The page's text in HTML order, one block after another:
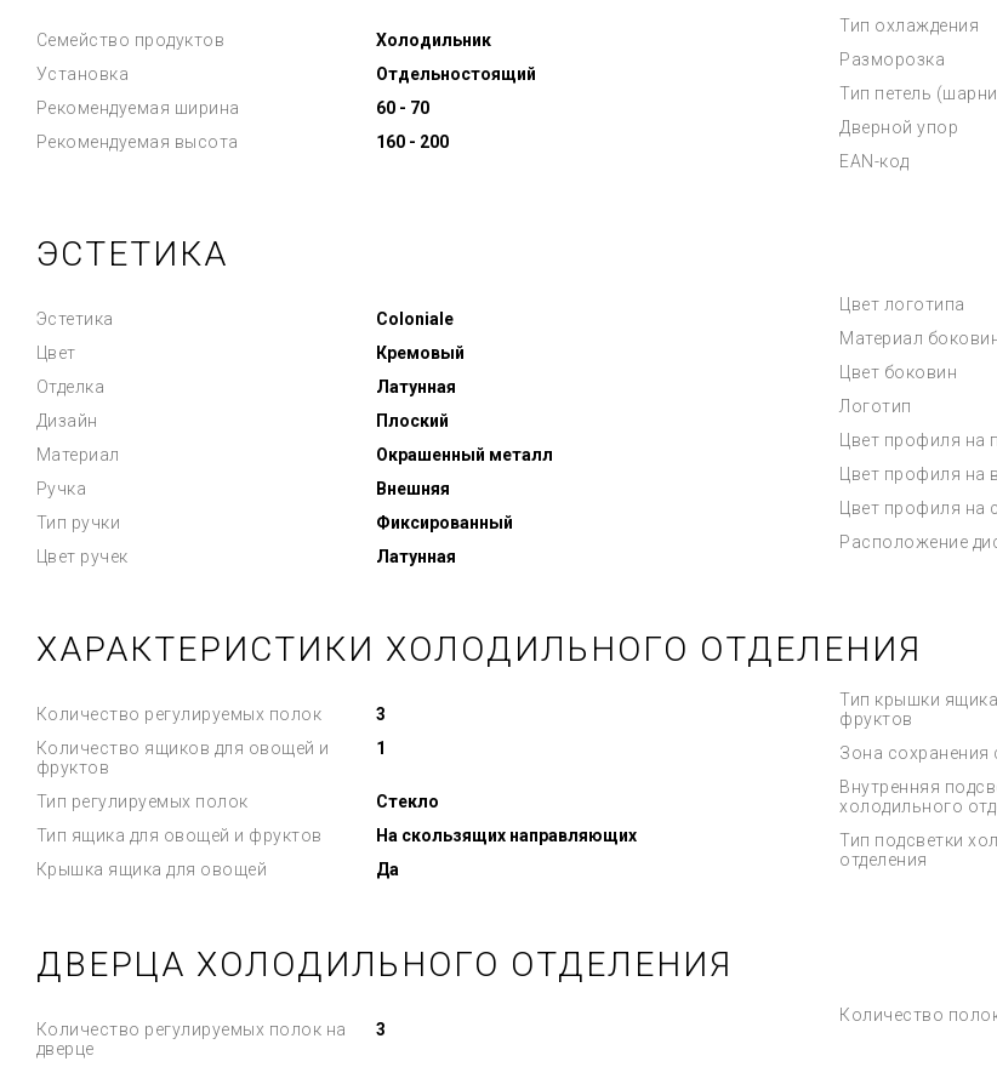
Семейство продуктов
Холодильник
Установка
Отдельностоящий
Рекомендуемая ширина
60 - 70
Рекомендуемая высота
160 - 200
Тип охлаждения
Разморозка
Тип петель
Дверной упор
EAN-код
ЭСТЕТИКА
Эстетика
Coloniale
Цвет
Кремовый
Отделка
Латунная
Дизайн
Плоский
Материал
Окрашенный металл
Ручка
Внешняя
Тип ручки
Фиксированный
Цвет ручек
Латунная
Цвет логотипа
Материал
Цвет боковин
Логотип
Цвет профиля на
Цвет профиля
Цвет профиля на
Расположение
ХАРАКТЕРИСТИКИ ХОЛОДИЛЬНОГО ОТДЕЛЕНИЯ
Количество регулируемых полок
3
Количество ящиков для овощей и
фруктов
1
Тип регулируемых полок
Стекло
Тип ящика для овощей и фруктов
На скользящих направляющих
Крышка ящика для овощей
Да
Тип крышки
фруктов
Зона сохранения
Внутренняя
холодильного
Тип подсветки
отделения
ДВЕРЦА ХОЛОДИЛЬНОГО ОТДЕЛЕНИЯ
Количество регулируемых полок на
дверце
3
Количество